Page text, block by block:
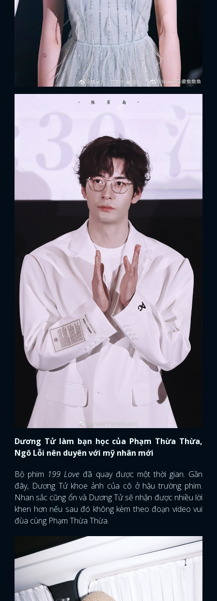
FACEBOOK GOOGLE
Dương Tử làm bạn học của Phạm Thừa Thừa,
Ngô Lỗi nên duyên với mỹ nhân mới
Bộ phim 199 Love đã quay được một thời gian. Gần
đây, Dương Tử khoe ảnh của cô ở hậu trường phim.
Nhan sắc cũng ổn và Dương Tử sẽ nhận được nhiều lời
khen hơn nếu sau đó không kèm theo đoạn video vui
đùa cùng Phạm Thừa Thừa.